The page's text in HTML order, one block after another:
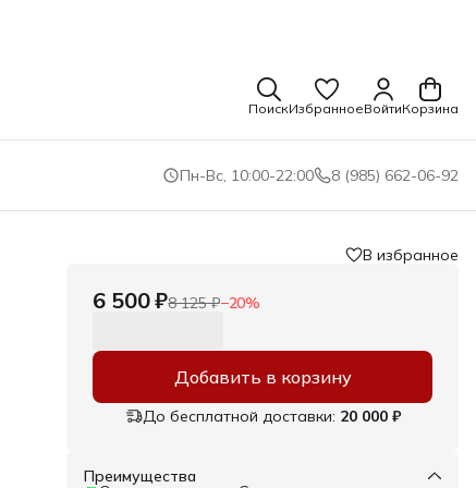
ПоискИзбранноеВойтиКорзина
Пн-Вс, 10:00-22:00 8 (985) 662-06-92
В избранное
6 500 ₽8 125 ₽−20%
Добавить в корзину
До бесплатной доставки: 20 000 ₽
Преимущества